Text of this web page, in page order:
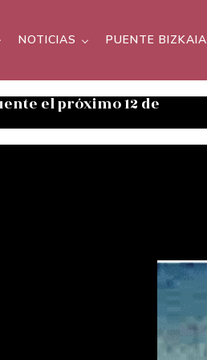
NOTICIAS PUENTE BIZKAIA
el próximo 12 de